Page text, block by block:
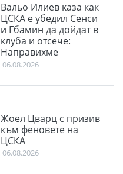
Вальо Илиев каза как
ЦСКА е убедил Сенси
и Гбамин да дойдат в
клуба и отсече:
Направихме
изключителен двубой
06.08.2026
Жоел Цварц с призив
към феновете на
ЦСКА
06.08.2026